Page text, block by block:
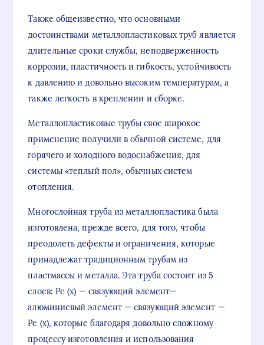
Также общеизвестно, что основными
достоинствами металлопластиковых труб является
длительные сроки службы, неподверженность
коррозии, пластичность и гибкость, устойчивость
к давлению и довольно высоким температурам, а
также легкость в креплении и сборке.
Металлопластиковые трубы свое широкое
применение получили в обычной системе, для
горячего и холодного водоснабжения, для
системы «теплый пол», обычных систем
отопления.
Многослойная труба из металлопластика была
изготовлена, прежде всего, для того, чтобы
преодолеть дефекты и ограничения, которые
принадлежат традиционным трубам из
пластмассы и металла. Эта труба состоит из 5
слоев: Pe (x) — связующий элемент—
алюминиевый элемент — связующий элемент —
Pe (х), которые благодаря довольно сложному
процессу изготовления и использования